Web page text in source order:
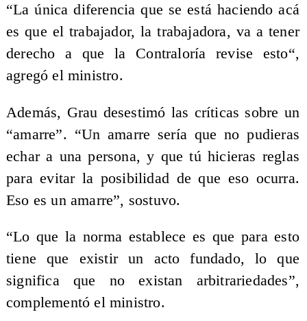
“La única diferencia que se está haciendo acá
es que el trabajador, la trabajadora, va a tener
derecho a que la Contraloría revise esto“,
agregó el ministro.
Además, Grau desestimó las críticas sobre un
“amarre”. “Un amarre sería que no pudieras
echar a una persona, y que tú hicieras reglas
para evitar la posibilidad de que eso ocurra.
Eso es un amarre”, sostuvo.
“Lo que la norma establece es que para esto
tiene que existir un acto fundado, lo que
significa que no existan arbitrariedades”,
complementó el ministro.